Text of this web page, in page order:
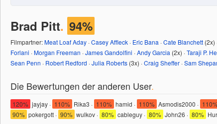
Brad Pitt. 94%
Filmpartner:Meat Loaf Aday ·Casey Affleck · Eric Bana ·Cate Blanchett (2x)
Forlani ·Morgan Freeman ·James Gandolfini ·Andy Garcia (2x) ·Taraji P.
Sean Penn · Robert Redford ·Julia Roberts (3x) ·Craig Sheffer ·Sam
Die Bewertungen der anderen User.
120% jayjay · 110% Rika3 · 110% hamid · 110% Asmodis2000 ·
90% pokergott · 90% wulkov · 80% cableguy · 80% John26 · 80%